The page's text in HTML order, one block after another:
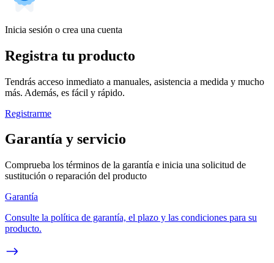
Inicia sesión o crea una cuenta
Registra tu producto
Tendrás acceso inmediato a manuales, asistencia a medida y mucho
más. Además, es fácil y rápido.
Registrarme
Garantía y servicio
Comprueba los términos de la garantía e inicia una solicitud de
sustitución o reparación del producto
Garantía
Consulte la política de garantía, el plazo y las condiciones para su
producto.